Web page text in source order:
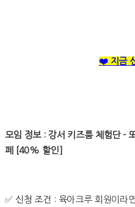
❤️ 지금
모임 정보 : 강서 키즈룸 체험단 -
페 [40% 할인]
✅ 신청 조건 : 육아크루 회원이라